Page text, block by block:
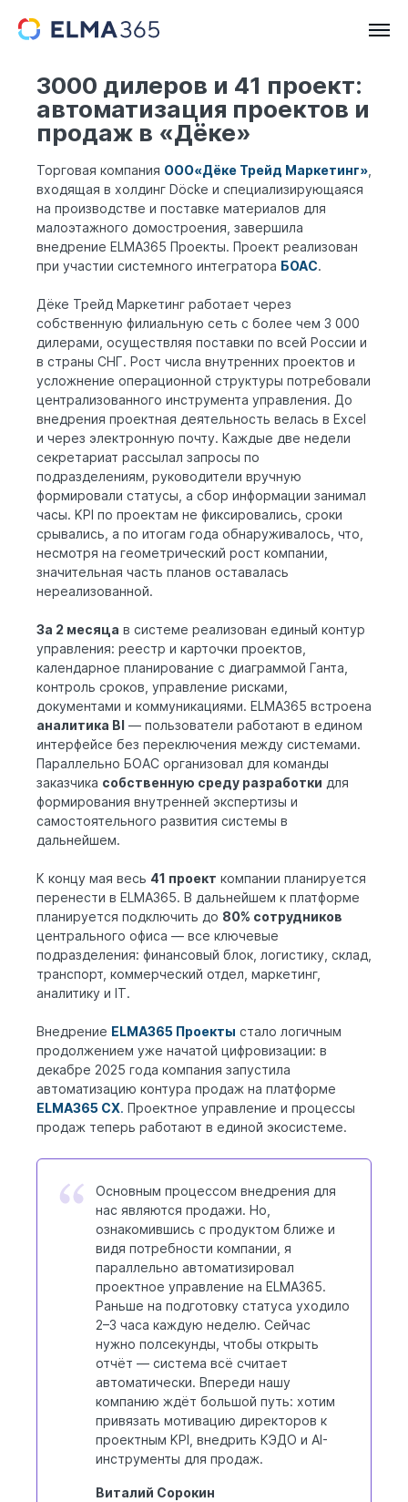
3000 дилеров и 41 проект:
автоматизация проектов и
продаж в «Дёке»
Торговая компания ООО«Дёке Трейд Маркетинг»,
входящая в холдинг Döcke и специализирующаяся
на производстве и поставке материалов для
малоэтажного домостроения, завершила
внедрение ELMA365 Проекты. Проект реализован
при участии системного интегратора БОАС.
Дёке Трейд Маркетинг работает через
собственную филиальную сеть с более чем 3 000
дилерами, осуществляя поставки по всей России и
в страны СНГ. Рост числа внутренних проектов и
усложнение операционной структуры потребовали
централизованного инструмента управления. До
внедрения проектная деятельность велась в Excel
и через электронную почту. Каждые две недели
секретариат рассылал запросы по
подразделениям, руководители вручную
формировали статусы, а сбор информации занимал
часы. KPI по проектам не фиксировались, сроки
срывались, а по итогам года обнаруживалось, что,
несмотря на геометрический рост компании,
значительная часть планов оставалась
нереализованной.
За 2 месяца в системе реализован единый контур
управления: реестр и карточки проектов,
календарное планирование с диаграммой Ганта,
контроль сроков, управление рисками,
документами и коммуникациями. ELMA365 встроена
аналитика BI — пользователи работают в едином
интерфейсе без переключения между системами.
Параллельно БОАС организовал для команды
заказчика собственную среду разработки для
формирования внутренней экспертизы и
самостоятельного развития системы в
дальнейшем.
К концу мая весь 41 проект компании планируется
перенести в ELMA365. В дальнейшем к платформе
планируется подключить до 80% сотрудников
центрального офиса — все ключевые
подразделения: финансовый блок, логистику, склад,
транспорт, коммерческий отдел, маркетинг,
аналитику и IT.
Внедрение ELMA365 Проекты стало логичным
продолжением уже начатой цифровизации: в
декабре 2025 года компания запустила
автоматизацию контура продаж на платформе
ELMA365 CX. Проектное управление и процессы
продаж теперь работают в единой экосистеме.
Основным процессом внедрения для
нас являются продажи. Но,
ознакомившись с продуктом ближе и
видя потребности компании, я
параллельно автоматизировал
проектное управление на ELMA365.
Раньше на подготовку статуса уходило
2–3 часа каждую неделю. Сейчас
нужно полсекунды, чтобы открыть
отчёт — система всё считает
автоматически. Впереди нашу
компанию ждёт большой путь: хотим
привязать мотивацию директоров к
проектным KPI, внедрить КЭДО и AI-
инструменты для продаж.
Виталий Сорокин